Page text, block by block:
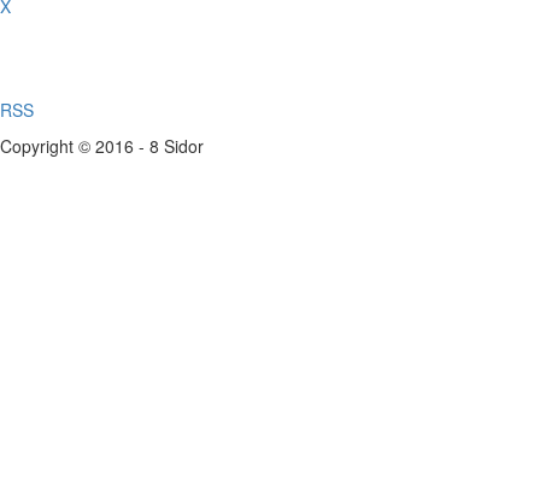
X
RSS
Copyright © 2016 - 8 Sidor